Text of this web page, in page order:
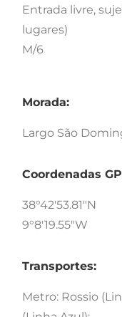
Entrada livre,
lugares)
M/6
Morada:
Largo São
Coordenadas
38°42'53.81"N
9°8'19.55"W
Transportes:
Metro: Rossio